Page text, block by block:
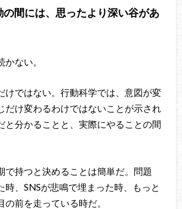
間には、思ったより深い谷があ
ない。
けではない。行動科学では、意図が変
だけ変わるわけではないことが示され
と分かることと、実際にやることの間
で持つと決めることは簡単だ。問題
時、SNSが悲鳴で埋まった時、もっと
の前を走っている時だ。